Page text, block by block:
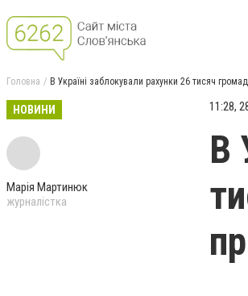
Головна В Україні заблокували рахунки 26 тисяч
НОВИНИ
Марія Мартинюк
журналістка
11:28,
В